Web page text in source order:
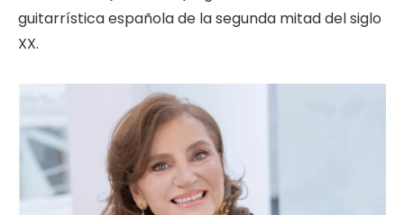
guitarrística española de la segunda mitad del siglo
XX.